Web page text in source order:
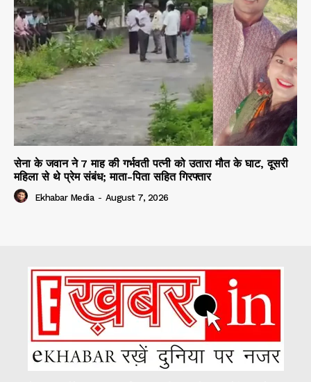
सेना के जवान ने 7 माह की गर्भवती पत्नी को उतारा मौत के घाट, दूसरी
महिला से थे प्रेम संबंध; माता-पिता सहित गिरफ्तार
Ekhabar Media - August 7, 2026